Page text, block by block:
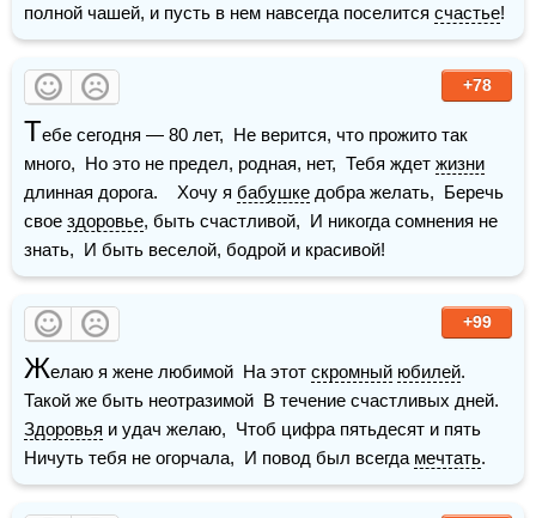
полной чашей, и пусть в нем навсегда поселится счастье!
+78
Тебе сегодня — 80 лет,  Не верится, что прожито так
много,  Но это не предел, родная, нет,  Тебя ждет жизни
длинная дорога.    Хочу я бабушке добра желать,  Беречь
свое здоровье, быть счастливой,  И никогда сомнения не
знать,  И быть веселой, бодрой и красивой!
+99
Желаю я жене любимой  На этот скромный юбилей.
Здоровья и удач желаю,  Чтоб цифра пятьдесят и пять
Ничуть тебя не огорчала,  И повод был всегда мечтать.